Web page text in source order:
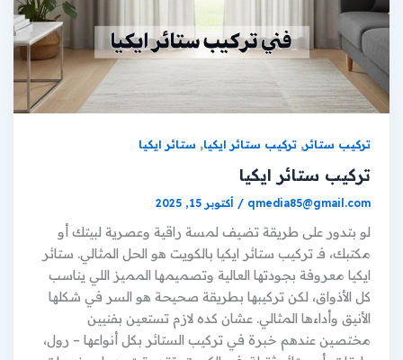
تركيب ستائر,تركيب ستائر ايكيا,ستائر ايكيا
تركيب ستائر ايكيا
qmedia85@gmail.com
/ أكتوبر 15, 2025
لو بتدور على طريقة تضيف لمسة راقية وعصرية لبيتك أو
مكتبك، فـ تركيب ستائر ايكيا بالكويت هو الحل المثالي. ستائر
ايكيا معروفة بجودتها العالية وتصميمها المميز اللي يناسب
كل الأذواق، لكن تركيبها بطريقة صحيحة هو السر في شكلها
الأنيق وأداءها المثالي. عشان كده لازم تستعين بفنيين
مختصين عندهم خبرة في تركيب الستائر بكل أنواعها – رول،